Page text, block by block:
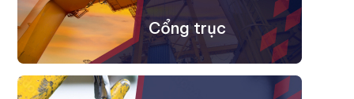
Cổng trục